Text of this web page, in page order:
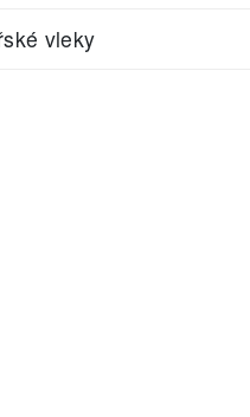
vleky